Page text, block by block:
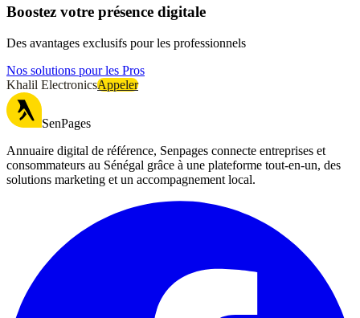
Boostez votre présence digitale
Des avantages exclusifs pour les professionnels
Nos solutions pour les Pros
Khalil ElectronicsAppeler
SenPages
Annuaire digital de référence, Senpages connecte entreprises et
consommateurs au Sénégal grâce à une plateforme tout-en-un, des
solutions marketing et un accompagnement local.